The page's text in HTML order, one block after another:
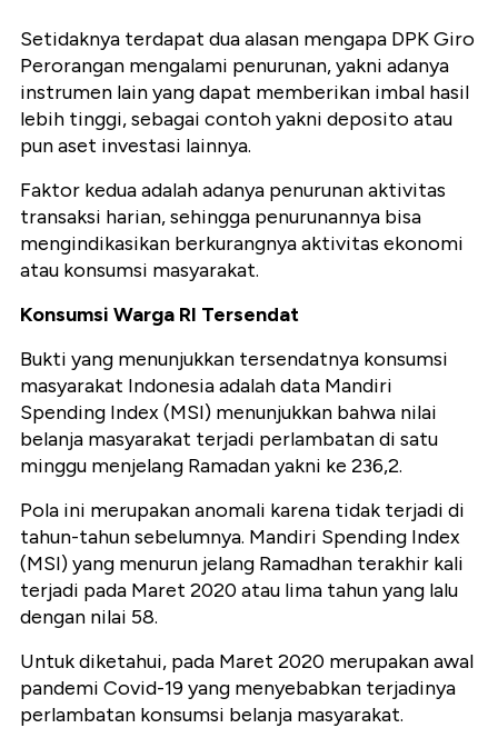
Setidaknya terdapat dua alasan mengapa DPK Giro
Perorangan mengalami penurunan, yakni adanya
instrumen lain yang dapat memberikan imbal hasil
lebih tinggi, sebagai contoh yakni deposito atau
pun aset investasi lainnya.
Faktor kedua adalah adanya penurunan aktivitas
transaksi harian, sehingga penurunannya bisa
mengindikasikan berkurangnya aktivitas ekonomi
atau konsumsi masyarakat.
Konsumsi Warga RI Tersendat
Bukti yang menunjukkan tersendatnya konsumsi
masyarakat Indonesia adalah data Mandiri
Spending Index (MSI) menunjukkan bahwa nilai
belanja masyarakat terjadi perlambatan di satu
minggu menjelang Ramadan yakni ke 236,2.
Pola ini merupakan anomali karena tidak terjadi di
tahun-tahun sebelumnya. Mandiri Spending Index
(MSI) yang menurun jelang Ramadhan terakhir kali
terjadi pada Maret 2020 atau lima tahun yang lalu
dengan nilai 58.
Untuk diketahui, pada Maret 2020 merupakan awal
pandemi Covid-19 yang menyebabkan terjadinya
perlambatan konsumsi belanja masyarakat.